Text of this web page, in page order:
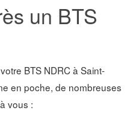
un BTS
BTS NDRC à Saint-
en poche, de nombreuses
vous :